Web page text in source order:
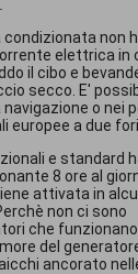
condizionata non
elettrica in
il cibo e
secco. E'
o nei
europee a due fori.
e standard
8 ore al
attivata in
non ci sono
che
del
ancorato